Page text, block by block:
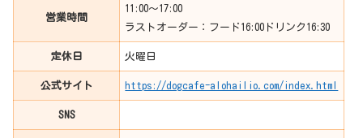
営業時間
11:00〜17:00
ラストオーダー：フード16:00ドリンク16:30
定休日 火曜日
公式サイト https://dogcafe-alohailio.com/index.html
SNS